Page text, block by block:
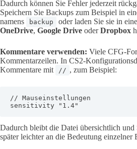
Dadurch können Sie Fehler jederzeit
Speichern Sie Backups zum Beispiel in
namens
backup
oder laden Sie sie in
OneDrive, Google Drive oderDropbox
Kommentare verwenden: Viele CFG-
Kommentarzeilen. In CS2-
Kommentare mit
// , zum Beispiel:
// Mauseinstellungen
sensitivity "1.4"
Dadurch bleibt die Datei übersichtlich und
später leichter an die Bedeutung einzelner